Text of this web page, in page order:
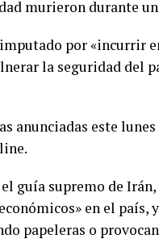
murieron durante
por «incurrir
la seguridad del
anunciadas este
guía supremo de
en el país,
papeleras o